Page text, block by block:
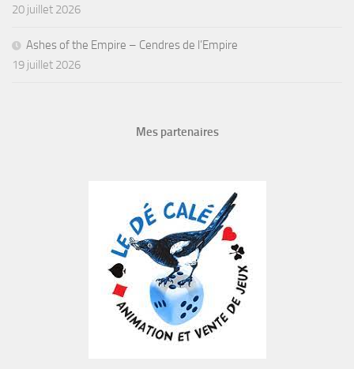
20 juillet 2026
Ashes of the Empire – Cendres de l’Empire
19 juillet 2026
Mes partenaires